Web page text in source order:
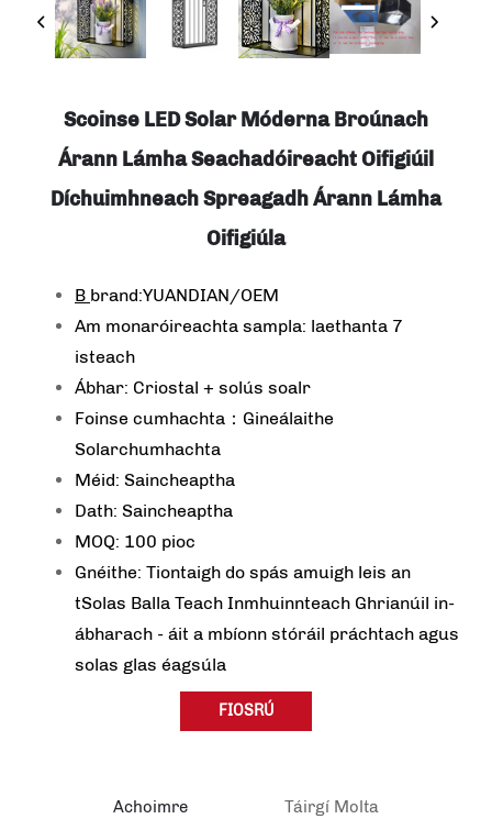
Scoinse LED Solar Móderna Broúnach
Árann Lámha Seachadóireacht Oifigiúil
Díchuimhneach Spreagadh Árann Lámha
Oifigiúla
B brand:YUANDIAN/OEM
Am monaróireachta sampla: laethanta 7
isteach
Ábhar: Criostal + solús soalr
Foinse cumhachta：Gineálaithe
Solarchumhachta
Méid: Saincheaptha
Dath: Saincheaptha
MOQ: 100 pioc
Gnéithe: Tiontaigh do spás amuigh leis an
tSolas Balla Teach Inmhuinnteach Ghrianúil in-
ábharach - áit a mbíonn stóráil práchtach agus
solas glas éagsúla
FIOSRÚ
Achoimre Táirgí Molta